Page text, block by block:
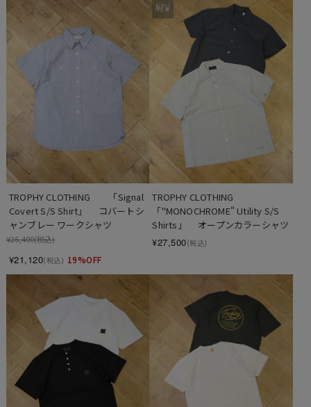
TROPHY CLOTHING　　「Signal
Covert S/S Shirt」　 コバートシ
ャンブレー ワークシャツ
¥26,400(税込)
¥21,120(税込) 19%OFF
TROPHY CLOTHING
「"MONOCHROME" Utility S/S
Shirts」　 オープンカラーシャツ
¥27,500(税込)